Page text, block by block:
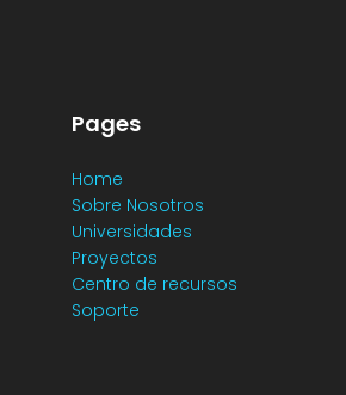
Pages
Home
Sobre Nosotros
Universidades
Proyectos
Centro de recursos
Soporte